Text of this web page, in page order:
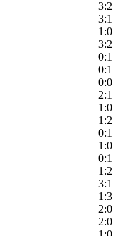
3:2
3:1
1:0
3:2
0:1
0:1
0:0
2:1
1:0
1:2
0:1
1:0
0:1
1:2
3:1
1:3
2:0
2:0